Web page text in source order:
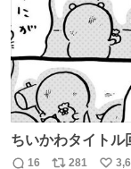
ちいかわタイトル
16 281